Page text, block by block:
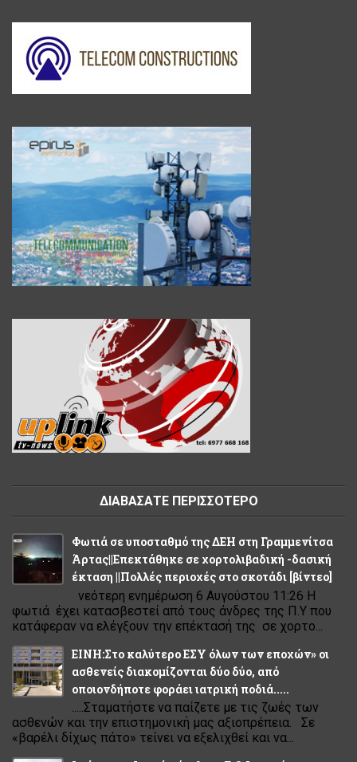
ΔΙΑΒΑΣΑΤΕ ΠΕΡΙΣΣΟΤΕΡΟ
Φωτιά σε υποσταθμό της ΔΕΗ στη Γραμμενίτσα
Άρτας||Επεκτάθηκε σε χορτολιβαδική -δασική
έκταση ||Πολλές περιοχές στο σκοτάδι [βίντεο]
νεότερη ενημέρωση 6 Αυγούστου 11:26 Η
φωτιά έχει κατασβεστεί από τους άνδρες της Π.Υ που
κατάφεραν να ελέγξουν την επέκτασή της σε χορτο...
ΕΙΝΗ:Στο καλύτερο ΕΣΥ όλων των εποχών» οι
ασθενείς διακομίζονται δύο δύο, από
οποιονδήποτε φοράει ιατρική ποδιά.....
.....Σταματήστε να παίζετε με τις ζωές των
ασθενών και την επιστημονική μας αξιοπρέπεια. Σε
«βαρέλι δίχως πάτο» τείνει να εξελιχθεί και να...